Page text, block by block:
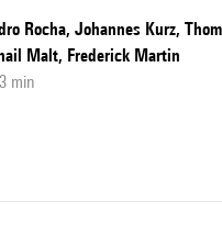
Rocha, Johannes Kurz,
Malt, Frederick Martin
min